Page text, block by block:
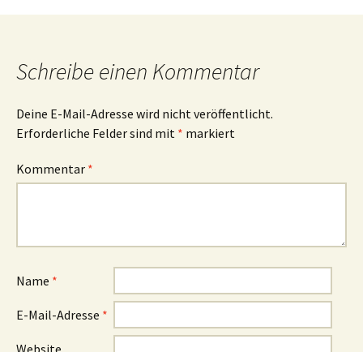
Schreibe einen Kommentar
Deine E-Mail-Adresse wird nicht veröffentlicht.
Erforderliche Felder sind mit * markiert
Kommentar *
Name *
E-Mail-Adresse *
Website